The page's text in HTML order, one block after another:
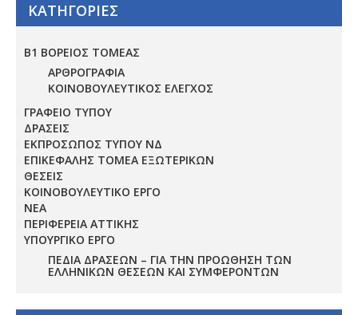
ΚΑΤΗΓΟΡΙΕΣ
Β1 ΒΟΡΕΙΟΣ ΤΟΜΕΑΣ
ΑΡΘΡΟΓΡΑΦΙΑ
ΚΟΙΝΟΒΟΥΛΕΥΤΙΚΟΣ ΕΛΕΓΧΟΣ
ΓΡΑΦΕΙΟ ΤΥΠΟΥ
ΔΡΑΣΕΙΣ
ΕΚΠΡΟΣΩΠΟΣ ΤΥΠΟΥ ΝΔ
ΕΠΙΚΕΦΑΛΗΣ ΤΟΜΕΑ ΕΞΩΤΕΡΙΚΩΝ
ΘΕΣΕΙΣ
ΚΟΙΝΟΒΟΥΛΕΥΤΙΚΟ ΕΡΓΟ
ΝΕΑ
ΠΕΡΙΦΕΡΕΙΑ ΑΤΤΙΚΗΣ
ΥΠΟΥΡΓΙΚΟ ΕΡΓΟ
ΠΕΔΊΑ ΔΡΆΣΕΩΝ – ΓΙΑ ΤΗΝ ΠΡΟΏΘΗΣΗ ΤΩΝ
ΕΛΛΗΝΙΚΏΝ ΘΈΣΕΩΝ ΚΑΙ ΣΥΜΦΕΡΌΝΤΩΝ